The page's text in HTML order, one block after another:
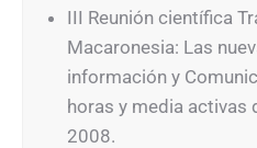
III Reunión científica
Macaronesia: Las
información y
horas y media activas
2008.